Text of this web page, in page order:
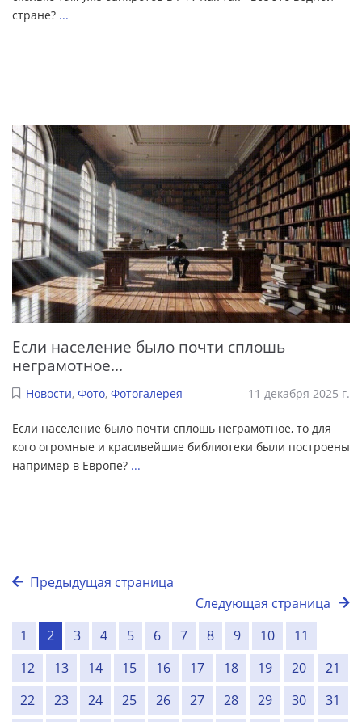
стране? ...
Если население было почти сплошь
неграмотное...
Новости, Фото, Фотогалерея 11 декабря 2025 г.
Если население было почти сплошь неграмотное, то для
кого огромные и красивейшие библиотеки были построены
например в Европе? ...
Предыдущая страница
Следующая страница
1
2 3 4 5 6 7 8 9 10
11
12
13 14 15 16 17 18 19 20
21
22
23 24 25 26 27 28 29 30
31